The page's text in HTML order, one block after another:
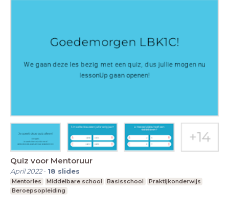
Quiz voor Mentoruur
April 2022- 18 slides
Mentorles Middelbare school Basisschool
Praktijkonderwijs
Beroepsopleiding